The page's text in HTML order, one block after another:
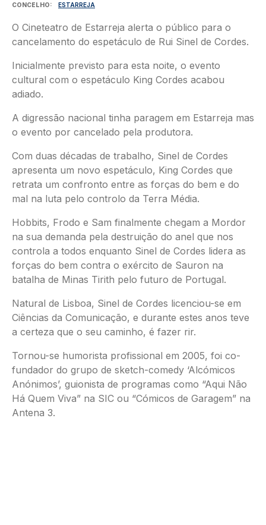
CONCELHO
ESTARREJA
O Cineteatro de Estarreja alerta o público para o
cancelamento do espetáculo de Rui Sinel de Cordes.
Inicialmente previsto para esta noite, o evento
cultural com o espetáculo King Cordes acabou
adiado.
A digressão nacional tinha paragem em Estarreja mas
o evento por cancelado pela produtora.
Com duas décadas de trabalho, Sinel de Cordes
apresenta um novo espetáculo, King Cordes que
retrata um confronto entre as forças do bem e do
mal na luta pelo controlo da Terra Média.
Hobbits, Frodo e Sam finalmente chegam a Mordor
na sua demanda pela destruição do anel que nos
controla a todos enquanto Sinel de Cordes lidera as
forças do bem contra o exército de Sauron na
batalha de Minas Tirith pelo futuro de Portugal.
Natural de Lisboa, Sinel de Cordes licenciou-se em
Ciências da Comunicação, e durante estes anos teve
a certeza que o seu caminho, é fazer rir.
Tornou-se humorista profissional em 2005, foi co-
fundador do grupo de sketch-comedy ‘Alcómicos
Anónimos’, guionista de programas como “Aqui Não
Há Quem Viva” na SIC ou “Cómicos de Garagem” na
Antena 3.